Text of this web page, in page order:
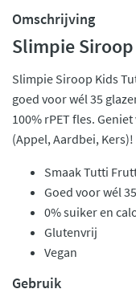
Omschrijving
Slimpie
Slimpie Siroop Kids
goed voor wél 35
100% rPET fles.
(Appel, Aardbei, Kers)!
Smaak Tutti
Goed voor wél
0% suiker en
Glutenvrij
Vegan
Gebruik